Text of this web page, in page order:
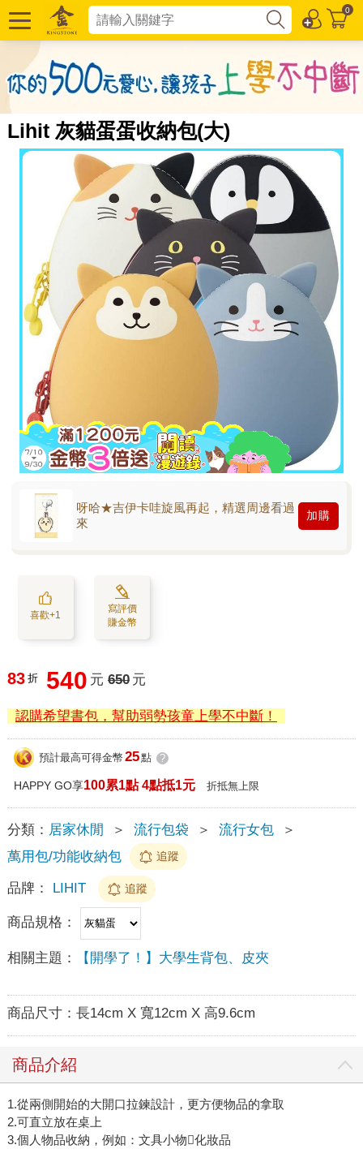
0
Lihit 灰貓蛋蛋收納包(大)
呀哈★吉伊卡哇旋風再起，精選周邊看過
來
加購
喜歡+1
寫評價
賺金幣
83 折 540 元 650 元
認購希望書包，幫助弱勢孩童上學不中斷！
預計最高可得金幣 25點 ?
HAPPY GO享100累1點 4點抵1元 折抵無上限
分類： 居家休閒 ＞ 流行包袋 ＞ 流行女包
＞
萬用包/功能收納包
追蹤
品牌： LIHIT 追蹤
商品規格：
相關主題： 【開學了！】大學生背包、皮夾
商品尺寸： 長14cm X 寬12cm X 高9.6cm
商品介紹
1.從兩側開始的大開口拉鍊設計，更方便物品的拿取
2.可直立放在桌上
3.個人物品收納，例如：文具小物化妝品